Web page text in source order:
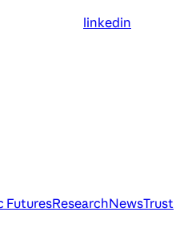
linkedin
FuturesResearchNewsTrust